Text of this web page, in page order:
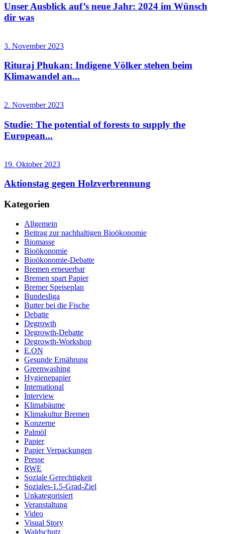
Unser Ausblick auf’s neue Jahr: 2024 im Wünsch
dir was
3. November 2023
Rituraj Phukan: Indigene Völker stehen beim
Klimawandel an...
2. November 2023
Studie: The potential of forests to supply the
European...
19. Oktober 2023
Aktionstag gegen Holzverbrennung
Kategorien
Allgemein
Beitrag zur nachhaltigen Bioökonomie
Biomasse
Bioökonomie
Bioökonomie-Debatte
Bremen erneuerbar
Bremen spart Papier
Bremer Speiseplan
Bundesliga
Butter bei die Fische
Debatte
Degrowth
Degrowth-Debatte
Degrowth-Workshop
E.ON
Gesunde Ernährung
Greenwashing
Hygienepapier
International
Interview
Klimabäume
Klimakultur Bremen
Konzerne
Palmöl
Papier
Papier Verpackungen
Presse
RWE
Soziale Gerechtigkeit
Soziales-1.5-Grad-Ziel
Unkategorisiert
Veranstaltung
Video
Visual Story
Waldschutz